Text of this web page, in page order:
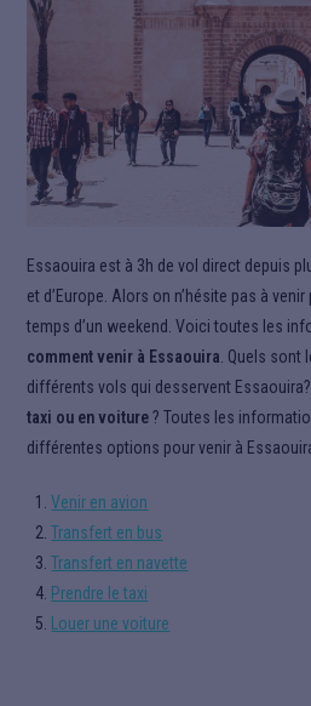
Essaouira est à 3h de vol direct depuis
et d’Europe. Alors on n’hésite pas à
temps d’un weekend. Voici toutes les
comment venir à Essaouira . Quels
différents vols qui desservent
taxi ou en voiture? Toutes les
différentes options pour venir à
Venir en avion
Transfert en bus
Transfert en navette
Prendre le taxi
Louer une voiture